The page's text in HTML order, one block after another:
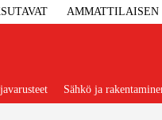
AMMATTILAISEN
Sähkö ja